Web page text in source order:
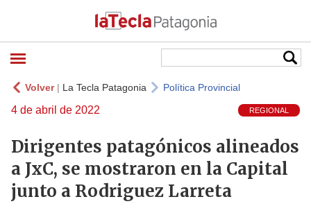
Volver| La Tecla Patagonia Política Provincial
4 de abril de 2022 REGIONAL
Dirigentes patagónicos alineados
a JxC, se mostraron en la Capital
junto a Rodriguez Larreta